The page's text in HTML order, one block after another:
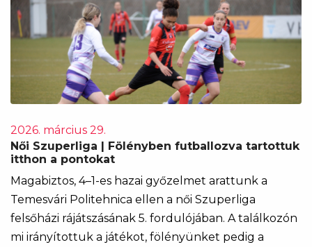
2026. március 29.
Női Szuperliga | Fölényben futballozva tartottuk
itthon a pontokat
Magabiztos, 4–1-es hazai győzelmet arattunk a
Temesvári Politehnica ellen a női Szuperliga
felsőházi rájátszásának 5. fordulójában. A találkozón
mi irányítottuk a játékot, fölényünket pedig a